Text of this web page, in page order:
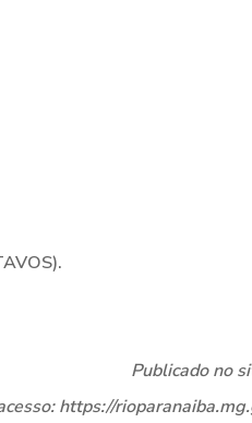
Publicado no
https://